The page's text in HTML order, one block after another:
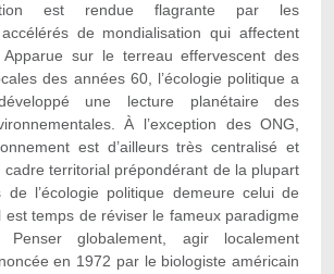
est rendue flagrante par les
de mondialisation qui affectent
Apparue sur le terreau effervescent des
des années 60, l’écologie politique a
une lecture planétaire des
À l’exception des ONG,
est d’ailleurs très centralisé et
cadre territorial prépondérant de la plupart
de l’écologie politique demeure celui de
est temps de réviser le fameux paradigme
Penser globalement, agir localement
en 1972 par le biologiste américain